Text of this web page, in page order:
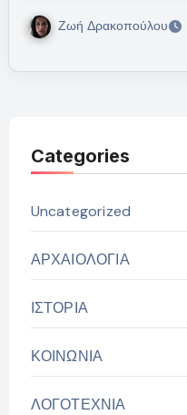
Ζωή Δρακοπούλου
Categories
Uncategorized
ΑΡΧΑΙΟΛΟΓΙΑ
ΙΣΤΟΡΙΑ
ΚΟΙΝΩΝΙΑ
ΛΟΓΟΤΕΧΝΙΑ